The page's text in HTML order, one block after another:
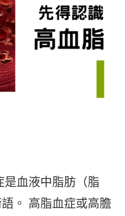
血液中脂肪（脂
。 高脂血症或高膽